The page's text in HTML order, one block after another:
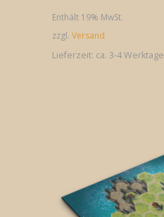
Enthält 19% MwSt.
zzgl. Versand
Lieferzeit: ca. 3-4 Werktage